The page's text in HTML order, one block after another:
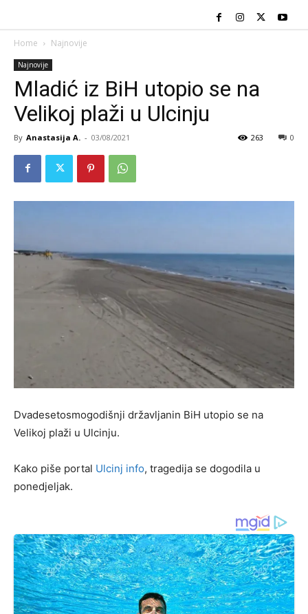
Home Najnovije
Najnovije
Mladić iz BiH utopio se na
Velikoj plaži u Ulcinju
By Anastasija A. - 03/08/2021 0
263
Dvadesetosmogodišnji državljanin BiH utopio se na
Velikoj plaži u Ulcinju.
Kako piše portal Ulcinj info, tragedija se dogodila u
ponedjeljak.